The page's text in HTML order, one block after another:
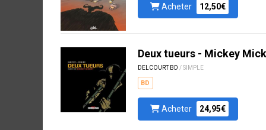
Acheter 12,50€
Deux tueurs - Mickey
DELCOURT BD / SIMPLE
BD
Acheter 24,95€